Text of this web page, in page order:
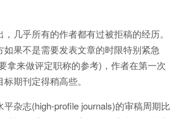
几乎所有的作者都有过被拒稿的经历。
果不是需要发表文章的时限特别紧急
拿来做评定职称的参考)，作者在第一次
期刊定得稍高些。
杂志(high-profile journals)的审稿周期比